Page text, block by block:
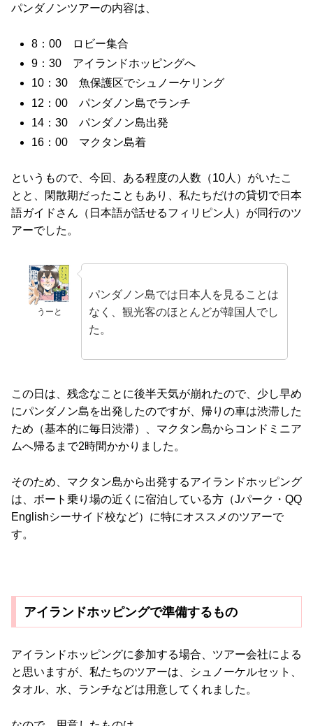
パンダノンツアーの内容は、
8：00 ロビー集合
9：30 アイランドホッピングへ
10：30 魚保護区でシュノーケリング
12：00 パンダノン島でランチ
14：30 パンダノン島出発
16：00 マクタン島着
というもので、今回、ある程度の人数（10人）がいたこ
とと、閑散期だったこともあり、私たちだけの貸切で日本
語ガイドさん（日本語が話せるフィリピン人）が同行のツ
アーでした。
うーと
パンダノン島では日本人を見ることは
なく、観光客のほとんどが韓国人でし
た。
この日は、残念なことに後半天気が崩れたので、少し早め
にパンダノン島を出発したのですが、帰りの車は渋滞した
ため（基本的に毎日渋滞）、マクタン島からコンドミニア
ムへ帰るまで2時間かかりました。
そのため、マクタン島から出発するアイランドホッピング
は、ボート乗り場の近くに宿泊している方（Jパーク・QQ
Englishシーサイド校など）に特にオススメのツアーで
す。
アイランドホッピングで準備するもの
アイランドホッピングに参加する場合、ツアー会社による
と思いますが、私たちのツアーは、シュノーケルセット、
タオル、水、ランチなどは用意してくれました。